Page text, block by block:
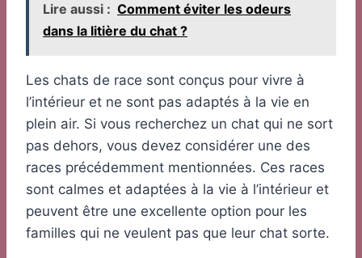
Lire aussi : Comment éviter les odeurs
dans la litière du chat ?
Les chats de race sont conçus pour vivre à
l’intérieur et ne sont pas adaptés à la vie en
plein air. Si vous recherchez un chat qui ne sort
pas dehors, vous devez considérer une des
races précédemment mentionnées. Ces races
sont calmes et adaptées à la vie à l’intérieur et
peuvent être une excellente option pour les
familles qui ne veulent pas que leur chat sorte.